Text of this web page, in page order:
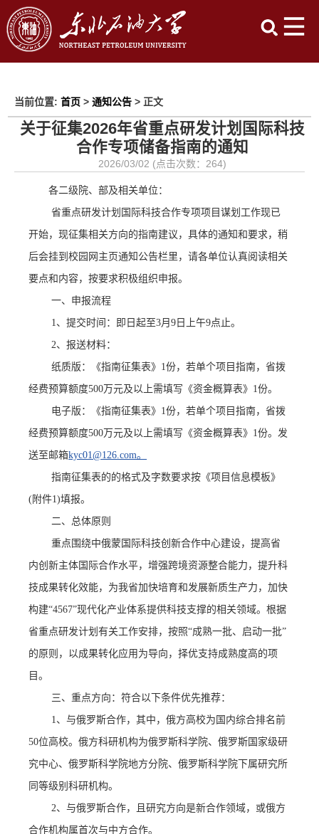
当前位置: 首页> 通知公告> 正文
关于征集2026年省重点研发计划国际科技
合作专项储备指南的通知
2026/03/02 (点击次数： 264)
各二级院、部及相关单位：
省重点研发计划国际科技合作专项项目谋划工作现已
开始，现征集相关方向的指南建议，具体的通知和要求，稍
后会挂到校园网主页通知公告栏里，请各单位认真阅读相关
要点和内容，按要求积极组织申报。
一、 申报流程
1、提交时间 ： 即日起至3月9日上午9点止。
2、报送材料：
纸质版：《指南征集表》 1份，若单个项目指南，省拨
经费预算额度500万元及以上需填写《资金概算表》1份。
电子版：《指南征集表》 1份，若单个项目指南，省拨
经费预算额度500万元及以上需填写《资金概算表》1份。发
送至邮箱kyc01@126.com。
指南征集表的的格式及字数要求按《项目信息模板》
(附件1)填报。
二、总体原则
重点围绕中俄蒙国际科技创新合作中心建设，提高省
内创新主体国际合作水平，增强跨境资源整合能力，提升科
技成果转化效能，为我省加快培育和发展新质生产力，加快
构建“4567”现代化产业体系提供科技支撑的相关领域。根据
省重点研发计划有关工作安排，按照“成熟一批、启动一批”
的原则，以成果转化应用为导向，择优支持成熟度高的项
目。
三、重点方向：符合以下条件优先推荐：
1、与俄罗斯合作，其中，俄方高校为国内综合排名前
50位高校。俄方科研机构为俄罗斯科学院、俄罗斯国家级研
究中心、俄罗斯科学院地方分院、俄罗斯科学院下属研究所
同等级别科研机构。
2、与俄罗斯合作，且研究方向是新合作领域，或俄方
合作机构属首次与中方合作。